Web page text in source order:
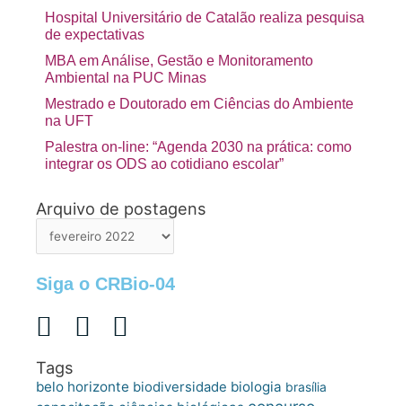
Hospital Universitário de Catalão realiza pesquisa
de expectativas
MBA em Análise, Gestão e Monitoramento
Ambiental na PUC Minas
Mestrado e Doutorado em Ciências do Ambiente
na UFT
Palestra on-line: “Agenda 2030 na prática: como
integrar os ODS ao cotidiano escolar”
Arquivo de postagens
Arquivo
Siga o CRBio-04
Tags
belo horizonte biodiversidade biologia brasília